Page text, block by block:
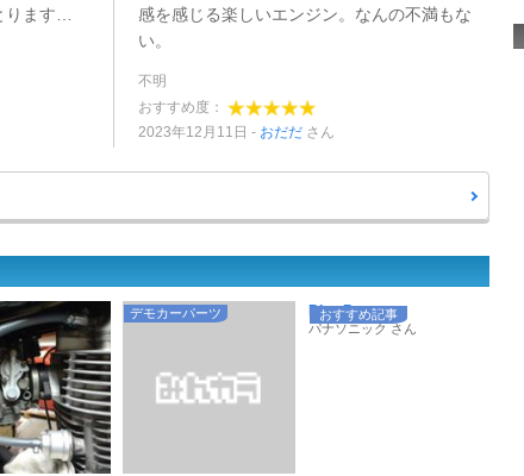
ります…
感を感じる楽しいエンジン。なんの不満もな
い。
不明
おすすめ度：
2023年12月11日
おだだ さん
デモカーパーツ おすすめ記事
Blue Batter ...
パナソニック さん